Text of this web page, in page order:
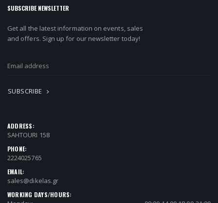
SUBSCRIBE NEWSLETTER
Get all the latest information on events, sales
and offers. Sign up for our newsletter today!
SUBSCRIBE
ADDRESS:
SAHTOURI 158
PHONE:
2224025765
EMAIL:
sales@dikelas.gr
WORKING DAYS/HOURS: